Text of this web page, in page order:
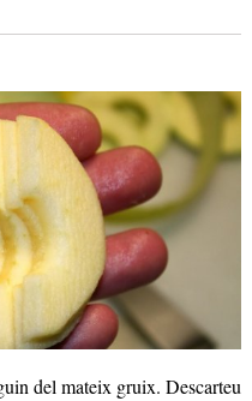
del mateix gruix. Descarteu